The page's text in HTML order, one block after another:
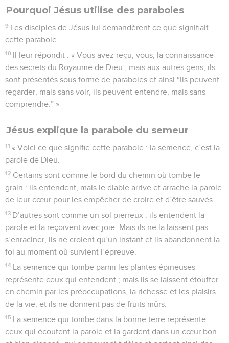
Pourquoi Jésus utilise des paraboles
9 Les disciples de Jésus lui demandèrent ce que signifiait
cette parabole.
10 Il leur répondit : « Vous avez reçu, vous, la connaissance
des secrets du Royaume de Dieu ; mais aux autres gens, ils
sont présentés sous forme de paraboles et ainsi “Ils peuvent
regarder, mais sans voir, ils peuvent entendre, mais sans
comprendre.” »
Jésus explique la parabole du semeur
11 « Voici ce que signifie cette parabole : la semence, c’est la
parole de Dieu.
12 Certains sont comme le bord du chemin où tombe le
grain : ils entendent, mais le diable arrive et arrache la parole
de leur cœur pour les empêcher de croire et d’être sauvés.
13 D’autres sont comme un sol pierreux : ils entendent la
parole et la reçoivent avec joie. Mais ils ne la laissent pas
s’enraciner, ils ne croient qu’un instant et ils abandonnent la
foi au moment où survient l’épreuve.
14 La semence qui tombe parmi les plantes épineuses
représente ceux qui entendent ; mais ils se laissent étouffer
en chemin par les préoccupations, la richesse et les plaisirs
de la vie, et ils ne donnent pas de fruits mûrs.
15 La semence qui tombe dans la bonne terre représente
ceux qui écoutent la parole et la gardent dans un cœur bon